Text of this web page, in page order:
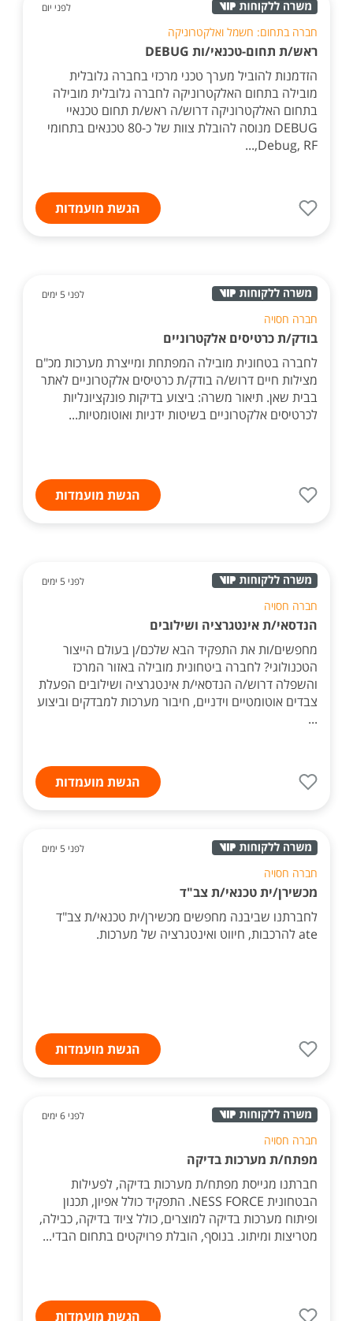
לפני יום
חברה בתחום: חשמל ואלקטרוניקה
ראש/ת תחום-טכנאי/ות DEBUG
הזדמנות להוביל מערך טכני מרכזי בחברה גלובלית
מובילה בתחום האלקטרוניקה לחברה גלובלית מובילה
בתחום האלקטרוניקה דרוש/ה ראש/ת תחום טכנאיי
DEBUG מנוסה להובלת צוות של כ-80 טכנאים בתחומי
Debug, RF,...
הגשת מועמדות
לפני 5 ימים
חברה חסויה
בודק/ת כרטיסים אלקטרוניים
לחברה בטחונית מובילה המפתחת ומייצרת מערכות מכ"ם
מצילות חיים דרוש/ה בודק/ת כרטיסים אלקטרוניים לאתר
בבית שאן. תיאור משרה: ביצוע בדיקות פונקציונליות
לכרטיסים אלקטרוניים בשיטות ידניות ואוטומטיות...
הגשת מועמדות
לפני 5 ימים
חברה חסויה
הנדסאי/ת אינטגרציה ושילובים
מחפשים/ות את התפקיד הבא שלכם/ן בעולם הייצור
הטכנולוגי? לחברה ביטחונית מובילה באזור המרכז
והשפלה דרוש/ה הנדסאי/ת אינטגרציה ושילובים הפעלת
צבדים אוטומטיים וידניים, חיבור מערכות למבדקים וביצוע
...
הגשת מועמדות
לפני 5 ימים
חברה חסויה
מכשירן/ית טכנאי/ת צב"ד
לחברתנו שביבנה מחפשים מכשירן/ית טכנאי/ת צב"ד
ate להרכבות, חיווט ואינטגרציה של מערכות.
הגשת מועמדות
לפני 6 ימים
חברה חסויה
מפתח/ת מערכות בדיקה
חברתנו מגייסת מפתח/ת מערכות בדיקה, לפעילות
הבטחונית NESS FORCE. התפקיד כולל אפיון, תכנון
ופיתוח מערכות בדיקה למוצרים, כולל ציוד בדיקה, כבילה,
מטריצות ומיתוג. בנוסף, הובלת פרויקטים בתחום הבדי...
הגשת מועמדות